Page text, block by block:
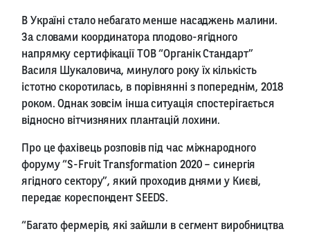
В Україні стало небагато менше насаджень малини.
За словами координатора плодово-ягідного
напрямку сертифікації ТОВ “Органік Стандарт”
Василя Шукаловича, минулого року їх кількість
істотно скоротилась, в порівнянні з попереднім, 2018
роком. Однак зовсім інша ситуація спостерігається
відносно вітчизняних плантацій лохини.
Про це фахівець розповів під час міжнародного
форуму “S-Fruit Transformation 2020 – синергія
ягідного сектору”, який проходив днями у Києві,
передає кореспондент SEEDS.
“Багато фермерів, які зайшли в сегмент виробництва